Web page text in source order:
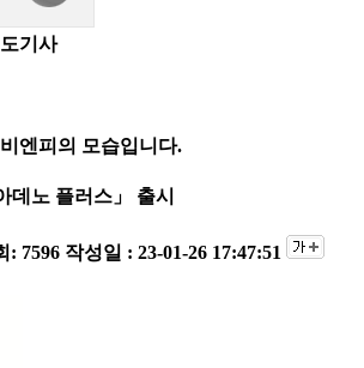
기사
엔피의 모습입니다.
데노 플러스」 출시
: 7596 작성일 : 23-01-26 17:47:51